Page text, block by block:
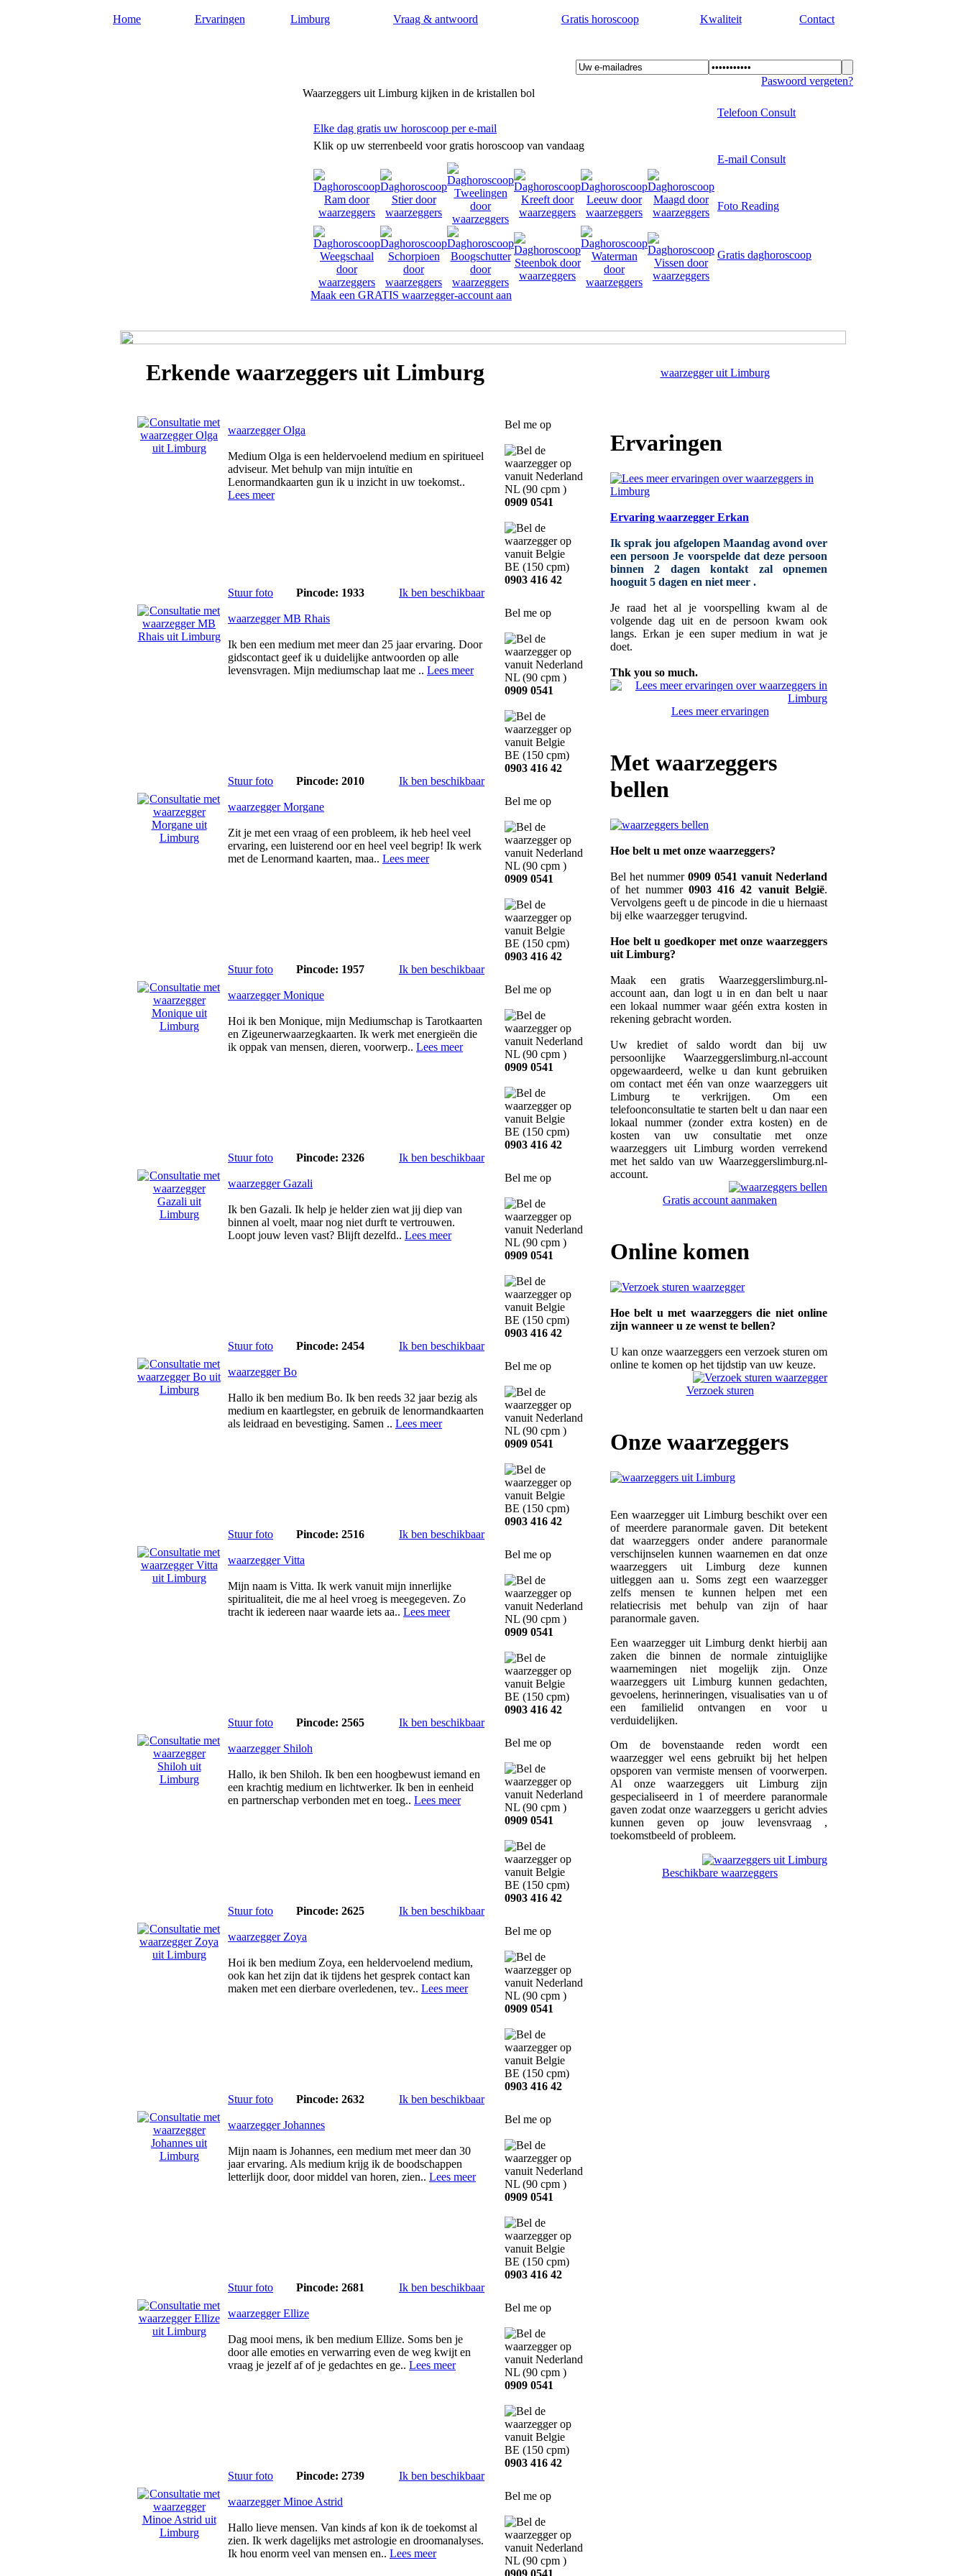
Home Ervaringen Limburg Vraag & antwoord Gratis horoscoop Kwaliteit Contact
Waarzeggers uit Limburg kijken in de kristallen bol
Paswoord vergeten?
Elke dag gratis uw horoscoop per e-mail
Klik op uw sterrenbeeld voor gratis horoscoop van vandaag
Maak een GRATIS waarzegger-account aan
Telefoon Consult
E-mail Consult
Foto Reading
Gratis daghoroscoop
Erkende waarzeggers uit Limburg waarzegger uit Limburg
waarzegger Olga
Medium Olga is een heldervoelend medium en spiritueel
adviseur. Met behulp van mijn intuïtie en
Lenormandkaarten gun ik u inzicht in uw toekomst..
Lees meer
Bel me op
NL (90 cpm )
0909 0541
BE (150 cpm)
0903 416 42
Stuur foto
Pincode: 1933 Ik ben beschikbaar
waarzegger MB Rhais
Ik ben een medium met meer dan 25 jaar ervaring. Door
gidscontact geef ik u duidelijke antwoorden op alle
levensvragen. Mijn mediumschap laat me .. Lees meer
Bel me op
NL (90 cpm )
0909 0541
BE (150 cpm)
0903 416 42
Stuur foto
Pincode: 2010 Ik ben beschikbaar
waarzegger Morgane
Zit je met een vraag of een probleem, ik heb heel veel
ervaring, een luisterend oor en heel veel begrip! Ik werk
met de Lenormand kaarten, maa.. Lees meer
Bel me op
NL (90 cpm )
0909 0541
BE (150 cpm)
0903 416 42
Stuur foto
Pincode: 1957 Ik ben beschikbaar
waarzegger Monique
Hoi ik ben Monique, mijn Mediumschap is Tarotkaarten
en Zigeunerwaarzegkaarten. Ik werk met energieën die
ik oppak van mensen, dieren, voorwerp.. Lees meer
Bel me op
NL (90 cpm )
0909 0541
BE (150 cpm)
0903 416 42
Stuur foto
Pincode: 2326 Ik ben beschikbaar
waarzegger Gazali
Ik ben Gazali. Ik help je helder zien wat jij diep van
binnen al voelt, maar nog niet durft te vertrouwen.
Loopt jouw leven vast? Blijft dezelfd.. Lees meer
Bel me op
NL (90 cpm )
0909 0541
BE (150 cpm)
0903 416 42
Stuur foto
Pincode: 2454 Ik ben beschikbaar
waarzegger Bo
Hallo ik ben medium Bo. Ik ben reeds 32 jaar bezig als
medium en kaartlegster, en gebruik de lenormandkaarten
als leidraad en bevestiging. Samen .. Lees meer
Bel me op
NL (90 cpm )
0909 0541
BE (150 cpm)
0903 416 42
Stuur foto
Pincode: 2516 Ik ben beschikbaar
waarzegger Vitta
Mijn naam is Vitta. Ik werk vanuit mijn innerlijke
spiritualiteit, die me al heel vroeg is meegegeven. Zo
tracht ik iedereen naar waarde iets aa.. Lees meer
Bel me op
NL (90 cpm )
0909 0541
BE (150 cpm)
0903 416 42
Stuur foto
Pincode: 2565 Ik ben beschikbaar
waarzegger Shiloh
Hallo, ik ben Shiloh. Ik ben een hoogbewust iemand en
een krachtig medium en lichtwerker. Ik ben in eenheid
en partnerschap verbonden met en toeg.. Lees meer
Bel me op
NL (90 cpm )
0909 0541
BE (150 cpm)
0903 416 42
Stuur foto
Pincode: 2625 Ik ben beschikbaar
waarzegger Zoya
Hoi ik ben medium Zoya, een heldervoelend medium,
ook kan het zijn dat ik tijdens het gesprek contact kan
maken met een dierbare overledenen, tev.. Lees meer
Bel me op
NL (90 cpm )
0909 0541
BE (150 cpm)
0903 416 42
Stuur foto
Pincode: 2632 Ik ben beschikbaar
waarzegger Johannes
Mijn naam is Johannes, een medium met meer dan 30
jaar ervaring. Als medium krijg ik de boodschappen
letterlijk door, door middel van horen, zien.. Lees meer
Bel me op
NL (90 cpm )
0909 0541
BE (150 cpm)
0903 416 42
Stuur foto
Pincode: 2681 Ik ben beschikbaar
waarzegger Ellize
Dag mooi mens, ik ben medium Ellize. Soms ben je
door alle emoties en verwarring even de weg kwijt en
vraag je jezelf af of je gedachtes en ge.. Lees meer
Bel me op
NL (90 cpm )
0909 0541
BE (150 cpm)
0903 416 42
Stuur foto
Pincode: 2739 Ik ben beschikbaar
waarzegger Minoe Astrid
Hallo lieve mensen. Van kinds af kon ik de toekomst al
zien. Ik werk dagelijks met astrologie en droomanalyses.
Ik hou enorm veel van mensen en.. Lees meer
Bel me op
NL (90 cpm )
0909 0541
Ervaringen
Ervaring waarzegger Erkan
Ik sprak jou afgelopen Maandag avond over
een persoon Je voorspelde dat deze persoon
binnen 2 dagen kontakt zal opnemen
hooguit 5 dagen en niet meer .
Je raad het al je voorspelling kwam al de
volgende dag uit en de persoon kwam ook
langs. Erkan je een super medium in wat je
doet.
Thk you so much.
Lees meer ervaringen
Met waarzeggers
bellen
Hoe belt u met onze waarzeggers?
Bel het nummer 0909 0541 vanuit Nederland
of het nummer 0903 416 42 vanuit België.
Vervolgens geeft u de pincode in die u hiernaast
bij elke waarzegger terugvind.
Hoe belt u goedkoper met onze waarzeggers
uit Limburg?
Maak een gratis Waarzeggerslimburg.nl-
account aan, dan logt u in en dan belt u naar
een lokaal nummer waar géén extra kosten in
rekening gebracht worden.
Uw krediet of saldo wordt dan bij uw
persoonlijke Waarzeggerslimburg.nl-account
opgewaardeerd, welke u dan kunt gebruiken
om contact met één van onze waarzeggers uit
Limburg te verkrijgen. Om een
telefoonconsultatie te starten belt u dan naar een
lokaal nummer (zonder extra kosten) en de
kosten van uw consultatie met onze
waarzeggers uit Limburg worden verrekend
met het saldo van uw Waarzeggerslimburg.nl-
account.
Gratis account aanmaken
Online komen
Hoe belt u met waarzeggers die niet online
zijn wanneer u ze wenst te bellen?
U kan onze waarzeggers een verzoek sturen om
online te komen op het tijdstip van uw keuze.
Verzoek sturen
Onze waarzeggers
Een waarzegger uit Limburg beschikt over een
of meerdere paranormale gaven. Dit betekent
dat waarzeggers onder andere paranormale
verschijnselen kunnen waarnemen en dat onze
waarzeggers uit Limburg deze kunnen
uitleggen aan u. Soms zegt een waarzegger
zelfs mensen te kunnen helpen met een
relatiecrisis met behulp van zijn of haar
paranormale gaven.
Een waarzegger uit Limburg denkt hierbij aan
zaken die binnen de normale zintuiglijke
waarnemingen niet mogelijk zijn. Onze
waarzeggers uit Limburg kunnen gedachten,
gevoelens, herinneringen, visualisaties van u of
een familielid ontvangen en voor u
verduidelijken.
Om de bovenstaande reden wordt een
waarzegger wel eens gebruikt bij het helpen
opsporen van vermiste mensen of voorwerpen.
Al onze waarzeggers uit Limburg zijn
gespecialiseerd in 1 of meerdere paranormale
gaven zodat onze waarzeggers u gericht advies
kunnen geven op jouw levensvraag ,
toekomstbeeld of probleem.
Beschikbare waarzeggers